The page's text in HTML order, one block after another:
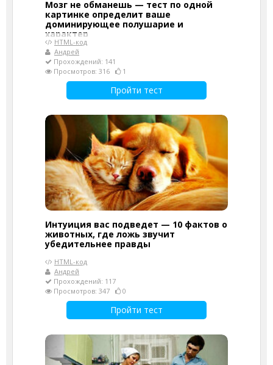
Мозг не обманешь — тест по одной
картинке определит ваше
доминирующее полушарие и
характер
HTML-код
Андрей
Прохождений: 141
Просмотров: 316
1
Пройти тест
Интуиция вас подведет — 10 фактов о
животных, где ложь звучит
убедительнее правды
HTML-код
Андрей
Прохождений: 117
Просмотров: 347
0
Пройти тест